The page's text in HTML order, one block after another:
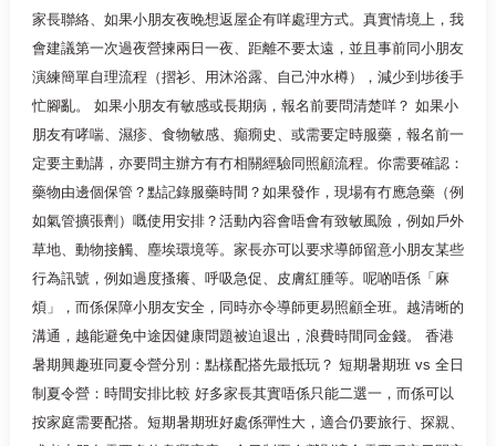
家長聯絡、如果小朋友夜晚想返屋企有咩處理方式。真實情境上，我
會建議第一次過夜營揀兩日一夜、距離不要太遠，並且事前同小朋友
演練簡單自理流程（摺衫、用沐浴露、自己沖水樽），減少到埗後手
忙腳亂。 如果小朋友有敏感或長期病，報名前要問清楚咩？ 如果小
朋友有哮喘、濕疹、食物敏感、癲癇史、或需要定時服藥，報名前一
定要主動講，亦要問主辦方有冇相關經驗同照顧流程。你需要確認：
藥物由邊個保管？點記錄服藥時間？如果發作，現場有冇應急藥（例
如氣管擴張劑）嘅使用安排？活動內容會唔會有致敏風險，例如戶外
草地、動物接觸、塵埃環境等。家長亦可以要求導師留意小朋友某些
行為訊號，例如過度搔癢、呼吸急促、皮膚紅腫等。呢啲唔係「麻
煩」，而係保障小朋友安全，同時亦令導師更易照顧全班。越清晰的
溝通，越能避免中途因健康問題被迫退出，浪費時間同金錢。 香港
暑期興趣班同夏令營分別：點樣配搭先最抵玩？ 短期暑期班 vs 全日
制夏令營：時間安排比較 好多家長其實唔係只能二選一，而係可以
按家庭需要配搭。短期暑期班好處係彈性大，適合仍要旅行、探親、